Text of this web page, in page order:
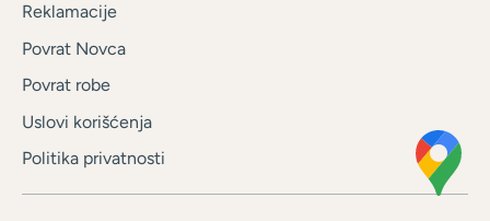
Reklamacije
Povrat Novca
Povrat robe
Uslovi korišćenja
Politika privatnosti